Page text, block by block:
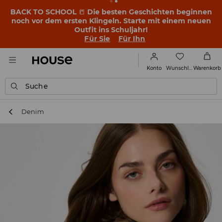
BACK TO SCHOOL 📒 Die besten Geschichten beginnen
noch vor dem ersten Klingeln. Starte mit einem neuen
Outfit ins Schuljahr!
Für Sie
Für Ihn
Konto Warenkorb
Suche
Denim